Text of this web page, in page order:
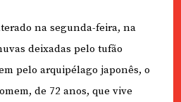
na segunda-feira, na
deixadas pelo tufão
pelo arquipélago japonês, o
de 72 anos, que vive